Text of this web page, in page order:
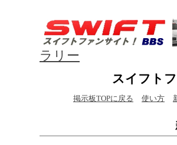
ラリー
スイフト
掲示板TOPに戻る 使い方